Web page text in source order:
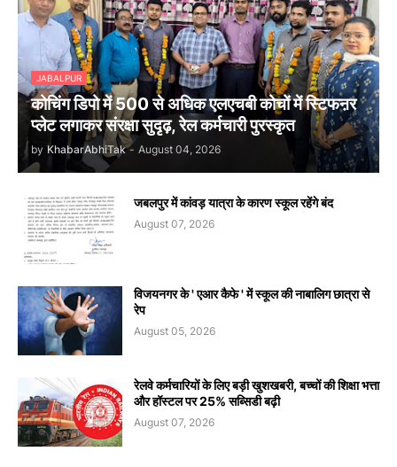
JABALPUR
कोचिंग डिपो में 500 से अधिक एलएचबी कोचों में स्टिफऩर
प्लेट लगाकर संरक्षा सुदृढ़, रेल कर्मचारी पुरस्कृत
by KhabarAbhiTak - August 04, 2026
जबलपुर में कांवड़ यात्रा के कारण स्कूल रहेंगे बंद
August 07, 2026
विजयनगर के ' एआर कैफे ' में स्कूल की नाबालिग छात्रा से
रेप
August 05, 2026
रेलवे कर्मचारियों के लिए बड़ी खुशखबरी, बच्चों की शिक्षा भत्ता
और हॉस्टल पर 25% सब्सिडी बढ़ी
August 07, 2026